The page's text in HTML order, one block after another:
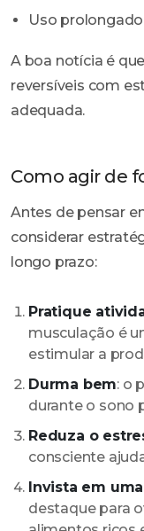
Uso
A boa notícia é
reversíveis com
adequada.
Como agir de
Antes de pensar
considerar
longo prazo:
Pratique
musculação é
estimular a
Durma bem: o
durante o sono
Reduza o
consciente
Invista em
destaque para